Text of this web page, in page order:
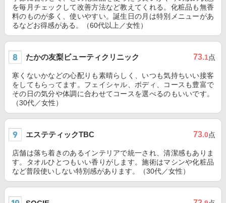
を毎月チェックして改善方法など教えてくれる。化粧品も無香
料のものが多く、使いやすい。誕生日の月は特別メニューがあ
るなどお得感がある。（60代以上／女性）
たかの友梨ビューティクリニック 73.1点
寒くないかなどの心配りも素晴らしく、いつも気持ちいい接客
をしてもらってます。フェイシャル、ボディ、コースも豊富で
その日の気分や体調に合わせてコースを選べるのもいいです。
（30代／女性）
エステティックTBC 73.0点
店舗は落ち着きのあるインテリアで統一され、清潔感もありま
す。タオルひとつもいい香りがします。施術はマシンや化粧品
など普段使いしない特別感があります。（30代／女性）